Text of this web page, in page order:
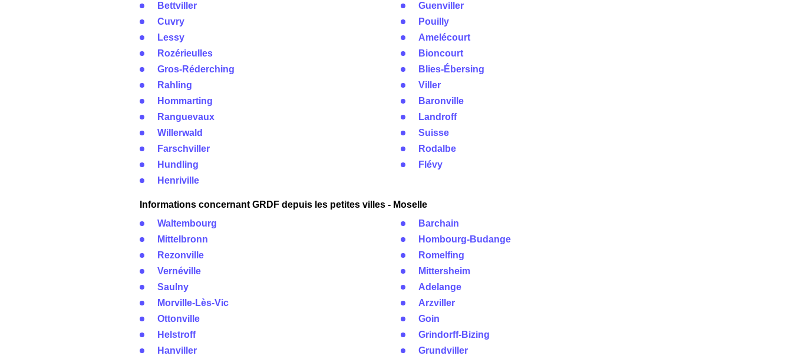
Bettviller
Cuvry
Lessy
Rozérieulles
Gros-Réderching
Rahling
Hommarting
Ranguevaux
Willerwald
Farschviller
Hundling
Henriville
Guenviller
Pouilly
Amelécourt
Bioncourt
Blies-Ébersing
Viller
Baronville
Landroff
Suisse
Rodalbe
Flévy
Informations concernant GRDF depuis les petites villes - Moselle
Waltembourg
Mittelbronn
Rezonville
Vernéville
Saulny
Morville-Lès-Vic
Ottonville
Helstroff
Hanviller
Barchain
Hombourg-Budange
Romelfing
Mittersheim
Adelange
Arzviller
Goin
Grindorff-Bizing
Grundviller